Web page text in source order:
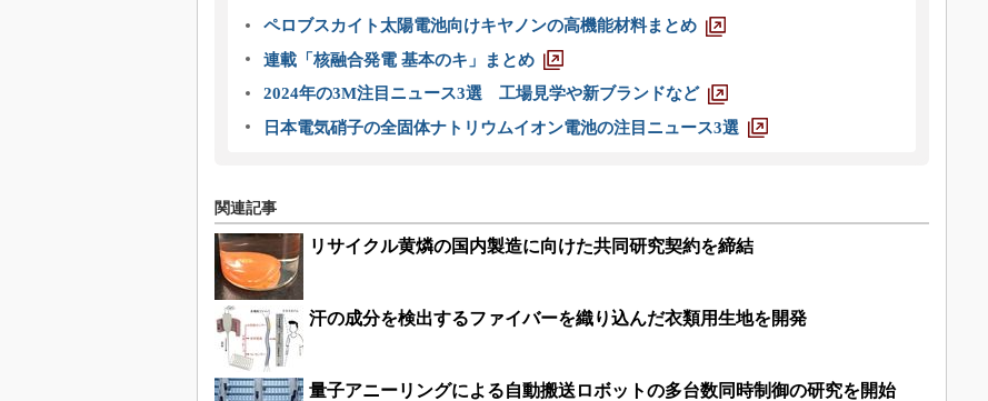
ペロブスカイト太陽電池向けキヤノンの高機能材料まとめ
連載「核融合発電 基本のキ」まとめ
2024年の3M注目ニュース3選 工場見学や新ブランドなど
日本電気硝子の全固体ナトリウムイオン電池の注目ニュース3選
関連記事
リサイクル黄燐の国内製造に向けた共同研究契約を締結
汗の成分を検出するファイバーを織り込んだ衣類用生地を開発
量子アニーリングによる自動搬送ロボットの多台数同時制御の研究を開始